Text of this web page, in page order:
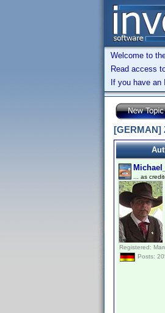
Welcome to
Read access
If you have
[GERMAN]
... as
Registered:
Posts: